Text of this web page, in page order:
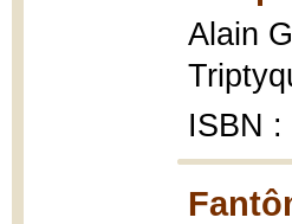
Alain
ISBN :